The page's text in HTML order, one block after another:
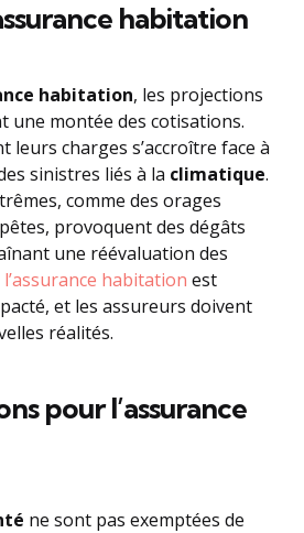
habitation
habitation, les projections
une montée des cotisations.
leurs charges s’accroître face à
sinistres liés à la climatique.
comme des orages
provoquent des dégâts
une réévaluation des
habitation est
et les assureurs doivent
réalités.
pour l’assurance
ne sont pas exemptées de